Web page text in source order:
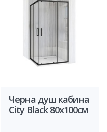
Черна душ кабина
City Black 80x100см